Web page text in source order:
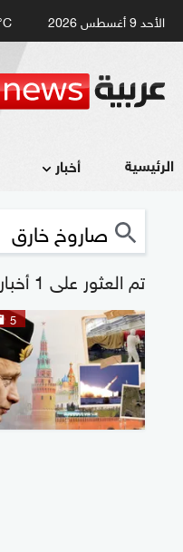
الأحد 9 أغسطس 2026
الرئيسية أخبار
تم العثور على 1 أخبار "صاروخ خارق"
5